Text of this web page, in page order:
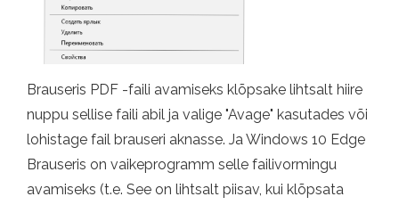
Brauseris PDF -faili avamiseks klõpsake lihtsalt hiire
nuppu sellise faili abil ja valige "Avage" kasutades või
lohistage fail brauseri aknasse. Ja Windows 10 Edge
Brauseris on vaikeprogramm selle failivormingu
avamiseks (t.e. See on lihtsalt piisav, kui klõpsata